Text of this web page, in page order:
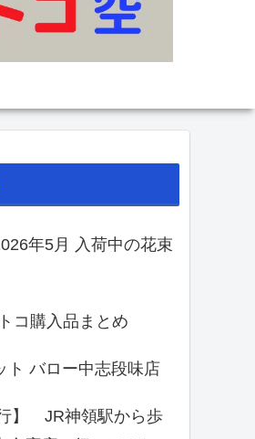
年5月 入荷中の花束
コ購入品まとめ
ト バロー中志段味店
行】 JR神領駅から歩